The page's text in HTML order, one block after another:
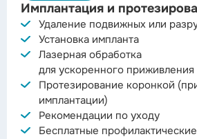
Имплантация и
Удаление подвижных или
Установка импланта
Лазерная обработка
для ускоренного приживления
Протезирование коронкой
имплантации)
Рекомендации по уходу
Бесплатные